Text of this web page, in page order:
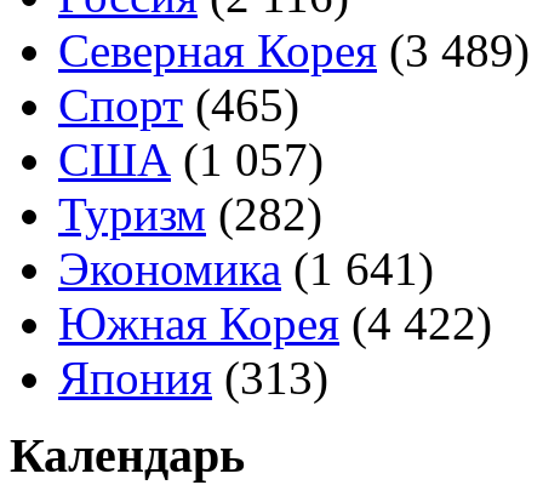
Северная Корея (3 489)
Спорт (465)
США (1 057)
Туризм (282)
Экономика (1 641)
Южная Корея (4 422)
Япония (313)
Календарь